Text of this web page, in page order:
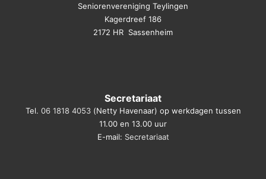
Seniorenvereniging Teylingen
Kagerdreef 186
2172 HR Sassenheim
Secretariaat
Tel. 06 1818 4053(Netty Havenaar) op werkdagen tussen
11.00 en 13.00 uur
E-mail: Secretariaat